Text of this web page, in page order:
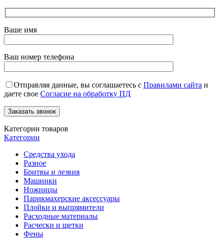
Ваше имя
Ваш номер телефона
Отправляя данные, вы соглашаетесь с Правилами сайта и
даете свое Согласие на обработку ПД
Категории товаров
Категории
Средства ухода
Разное
Бритвы и лезвия
Машинки
Ножницы
Парикмахерские аксессуары
Плойки и выпрямители
Расходные материалы
Расчески и щетки
Фены